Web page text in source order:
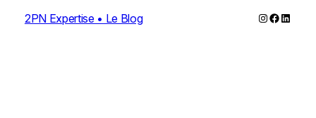
2PN Expertise • Le Blog Instagram